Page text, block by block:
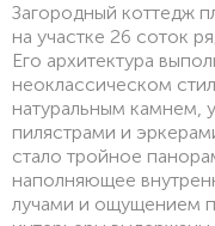
Загородный коттедж
на участке 26 соток
Его архитектура
неоклассическом
натуральным камнем,
пилястрами и
стало тройное
наполняющее
лучами и ощущением